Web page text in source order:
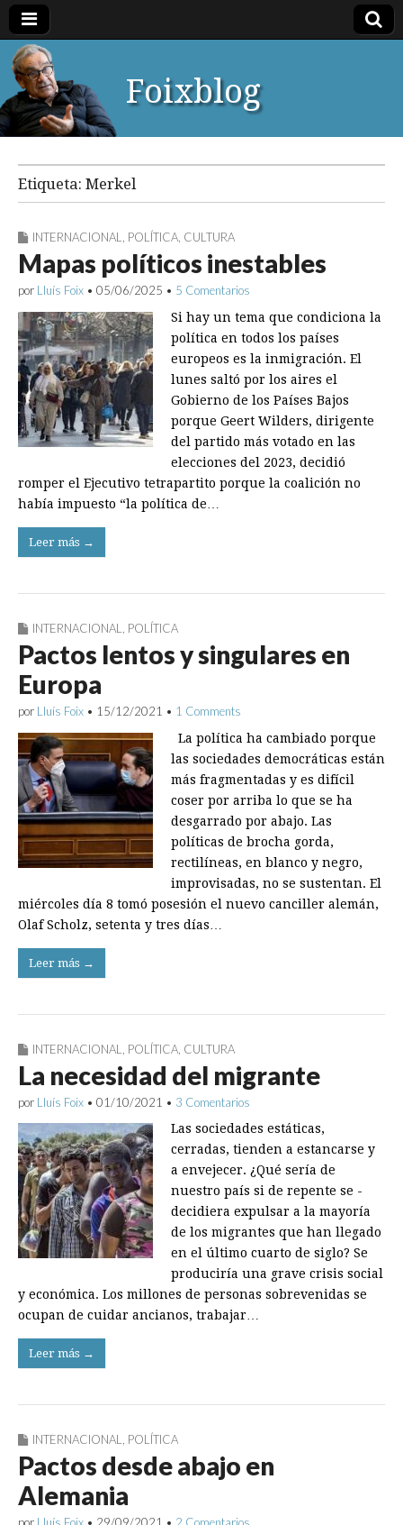
Foixblog
Etiqueta: Merkel
INTERNACIONAL POLÍTICA CULTURA
Mapas políticos inestables
por Lluís Foix • 05/06/2025 • 5 Comentarios
Si hay un tema que condiciona la
política en todos los países
europeos es la inmigración. El
lunes saltó por los aires el
Gobierno de los Países Bajos
porque Geert Wilders, dirigente
del partido más votado en las
elecciones del 2023, decidió
romper el Ejecutivo tetrapartito porque la coalición no
había impuesto “la política de…
Leer más →
INTERNACIONAL POLÍTICA
Pactos lentos y singulares en
Europa
por Lluís Foix • 15/12/2021 • 1 Comments
La política ha cambiado porque
las sociedades democráticas están
más fragmentadas y es difícil
coser por arriba lo que se ha
desgarrado por abajo. Las
políticas de brocha gorda,
rectilíneas, en blanco y negro,
improvisadas, no se sustentan. El
miércoles día 8 tomó posesión el nuevo canciller alemán,
Olaf Scholz, setenta y tres días…
Leer más →
INTERNACIONAL POLÍTICA CULTURA
La necesidad del migrante
por Lluís Foix • 01/10/2021 • 3 Comentarios
Las sociedades estáticas,
cerradas, tienden a estancarse y
a envejecer. ¿Qué sería de
nuestro país si de repente se ­
decidiera expulsar a la mayoría
de los migrantes que han llegado
en el último cuarto de siglo? Se
produ­ciría una grave crisis social
y económica. Los millones de personas sobrevenidas se
ocupan de cuidar ancianos, trabajar…
Leer más →
INTERNACIONAL, POLÍTICA
Pactos desde abajo en
Alemania